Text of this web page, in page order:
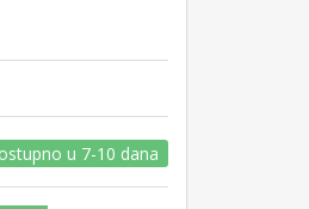
u 7-10 dana